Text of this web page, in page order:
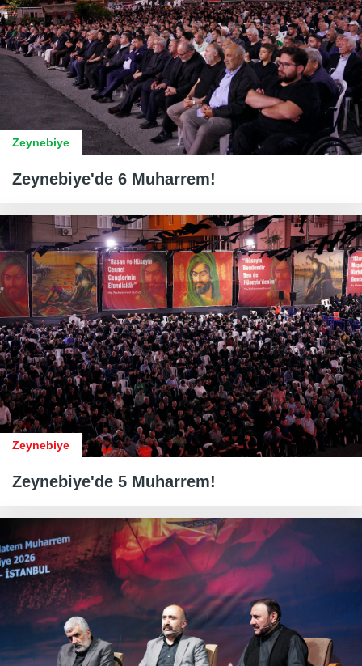
Zeynebiye
Zeynebiye'de 6 Muharrem!
Zeynebiye
Zeynebiye'de 5 Muharrem!